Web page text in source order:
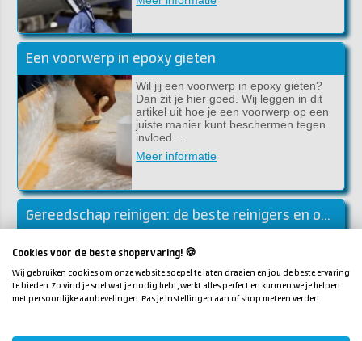
Een voorwerp in epoxy gieten
Wil jij een voorwerp in epoxy gieten?
Dan zit je hier goed. Wij leggen in dit
artikel uit hoe je een voorwerp op een
juiste manier kunt beschermen tegen
invloed…
Meer informatie
Gereedschap reinigen: de beste reinigers en ontvetters voor jouw klus
lakken, een goede voorbereiding én
een schone afwerking maken het
verschil. En dat begint (en eindigt) bij
schoon…
Cookies voor de beste shopervaring! 🍪
Wij gebruiken cookies om onze website soepel te laten draaien en jou de beste ervaring
te bieden. Zo vind je snel wat je nodig hebt, werkt alles perfect en kunnen we je helpen
met persoonlijke aanbevelingen. Pas je instellingen aan of shop meteen verder!